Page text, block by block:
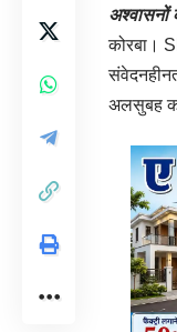
अश्वासनों
कोरबा।
अलसुबह